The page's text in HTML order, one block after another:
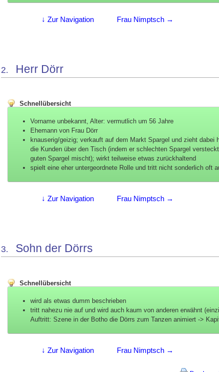
↓ Zur Navigation Frau Nimptsch →
2. Herr Dörr
Schnellübersicht
Vorname unbekannt, Alter: vermutlich um 56 Jahre
Ehemann von Frau Dörr
knauserig/geizig; verkauft auf dem Markt Spargel und zieht dabei
die Kunden über den Tisch (indem er schlechten Spargel
guten Spargel mischt); wirkt teilweise etwas zurückhaltend
spielt eine eher untergeordnete Rolle und tritt nicht sonderlich oft
↓ Zur Navigation Frau Nimptsch →
3. Sohn der Dörrs
Schnellübersicht
wird als etwas dumm beschrieben
tritt nahezu nie auf und wird auch kaum von anderen erwähnt
Auftritt: Szene in der Botho die Dörrs zum Tanzen animiert ->
↓ Zur Navigation Frau Nimptsch →